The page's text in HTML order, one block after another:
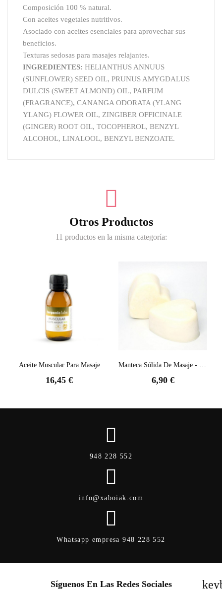
Composición 100 % natural.
Con aceites vegetales nutritivos.
Asociado con aceites esenciales para aprovechar sus
beneficios.
Texturas sedosas para masajes relajantes.
INGREDIENTES: HELIANTHUS ANNUUS
(SUNFLOWER) SEED OIL, PRUNUS AMYGDALUS
DULCIS (SWEET ALMOND) OIL, PARFUM
(FRAGRANCE), CANANGA ODORATA (YLANG
YLANG) FLOWER OIL, ZINGIBER OFFICINALE
(GINGER) ROOT OIL, TOCOPHEROL, BENZYL
ALCOHOL, LINALOOL, BENZYL BENZOATE.
Otros Productos
11 productos en la misma categoría:
Aceite Muscular Para Masaje
16,45 €
Manteca Sólida De Masaje - Hidratación- Rosa
6,90 €
948 228 552
info@xaboiak.com
Whatsapp empresa 948 228 552
Síguenos En Las Redes Sociales